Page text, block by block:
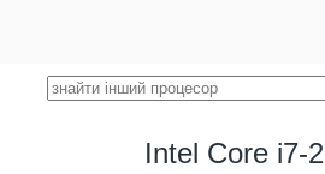
Intel Core i7-